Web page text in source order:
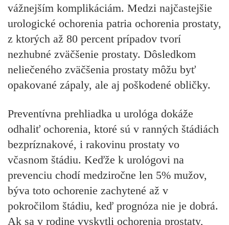
vážnejším komplikáciám. Medzi najčastejšie
urologické ochorenia patria ochorenia prostaty,
z ktorých až 80 percent prípadov tvorí
nezhubné zväčšenie prostaty. Dôsledkom
neliečeného zväčšenia prostaty môžu byť
opakované zápaly, ale aj poškodené obličky.
Preventívna prehliadka u urológa dokáže
odhaliť ochorenia, ktoré sú v ranných štádiách
bezpríznakové, i rakovinu prostaty vo
včasnom štádiu. Keďže k urológovi na
prevenciu chodí medziročne len 5% mužov,
býva toto ochorenie zachytené až v
pokročilom štádiu, keď prognóza nie je dobrá.
Ak sa v rodine vyskytli ochorenia prostaty,